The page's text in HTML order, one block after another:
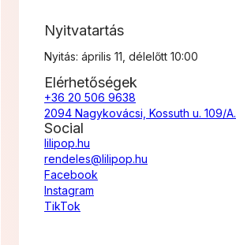
Nyitvatartás
Nyitás: április 11, délelőtt 10:00
Elérhetőségek
+36 20 506 9638
2094 Nagykovácsi, Kossuth u. 109/A.
Social
lilipop.hu
rendeles@lilipop.hu
Facebook
Instagram
TikTok